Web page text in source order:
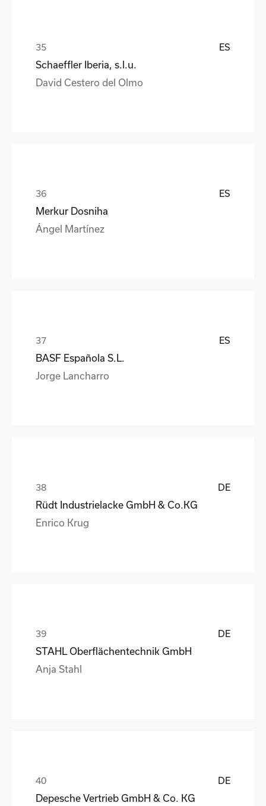
ES
Schaeffler Iberia, s.l.u.
David Cestero del Olmo
ES
Merkur Dosniha
Ángel Martínez
ES
BASF Española S.L.
Jorge Lancharro
DE
Rüdt Industrielacke GmbH & Co.KG
Enrico Krug
DE
STAHL Oberflächentechnik GmbH
Anja Stahl
DE
Depesche Vertrieb GmbH & Co. KG